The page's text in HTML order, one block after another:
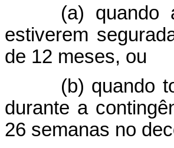
(a) quando
estiverem
de 12 meses, ou
(b) quando
durante a
26 semanas no